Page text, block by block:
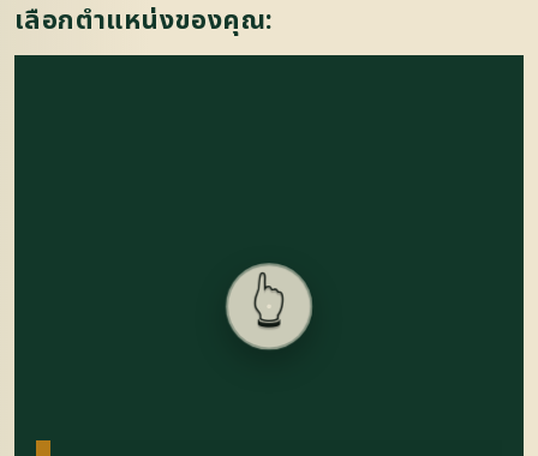
เลือกตำแหน่งของคุณ:
👆